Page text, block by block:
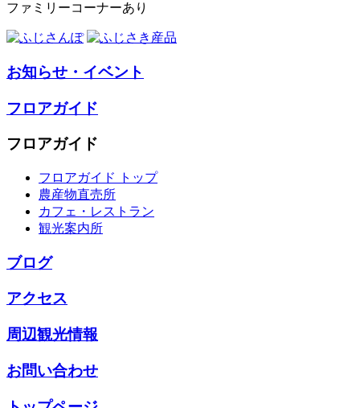
ファミリーコーナーあり
お知らせ・イベント
フロアガイド
フロアガイド
フロアガイド トップ
農産物直売所
カフェ・レストラン
観光案内所
ブログ
アクセス
周辺観光情報
お問い合わせ